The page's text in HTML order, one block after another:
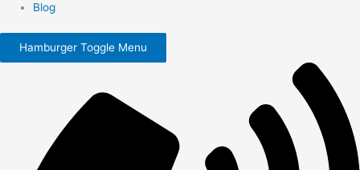
Blog
Hamburger Toggle Menu